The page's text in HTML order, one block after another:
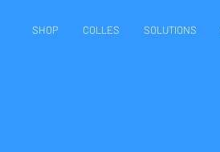
SHOP COLLES SOLUTIONS